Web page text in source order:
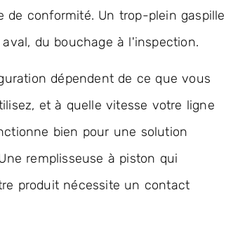
de conformité. Un trop-plein gaspille
du bouchage à l'inspection.
dépendent de ce que vous
et à quelle vitesse votre ligne
bien pour une solution
remplisseuse à piston qui
produit nécessite un contact